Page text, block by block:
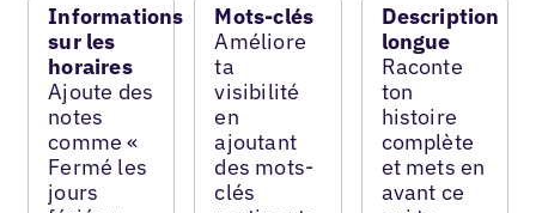
Informations
sur les
horaires
Ajoute des
notes
comme «
Fermé les
jours
Mots-clés
Améliore
ta
visibilité
en
ajoutant
des mots-
clés
Description
longue
Raconte
ton
histoire
complète
et mets en
avant ce